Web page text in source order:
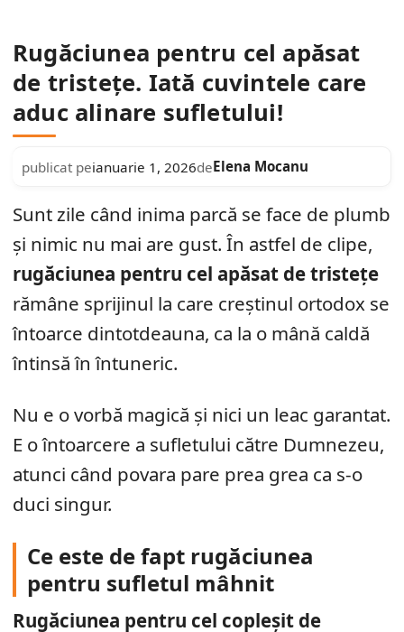
Rugăciunea pentru cel apăsat
de tristețe. Iată cuvintele care
aduc alinare sufletului!
publicat peianuarie 1, 2026deElena Mocanu
Sunt zile când inima parcă se face de plumb
și nimic nu mai are gust. În astfel de clipe,
rugăciunea pentru cel apăsat de tristețe
rămâne sprijinul la care creștinul ortodox se
întoarce dintotdeauna, ca la o mână caldă
întinsă în întuneric.
Nu e o vorbă magică și nici un leac garantat.
E o întoarcere a sufletului către Dumnezeu,
atunci când povara pare prea grea ca s-o
duci singur.
Ce este de fapt rugăciunea
pentru sufletul mâhnit
Rugăciunea pentru cel copleșit de